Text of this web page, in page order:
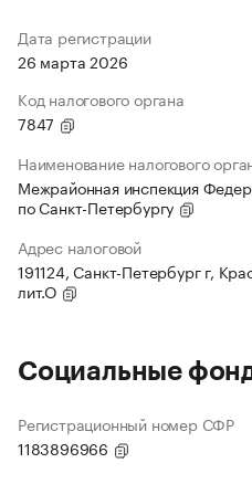
Дата регистрации
26 марта 2026
Код налогового органа
7847
Наименование налогового
Межрайонная инспекция
по Санкт-Петербургу
Адрес налоговой
191124, Санкт-Петербург г,
лит.О
Социальные
Регистрационный номер СФР
1183896966